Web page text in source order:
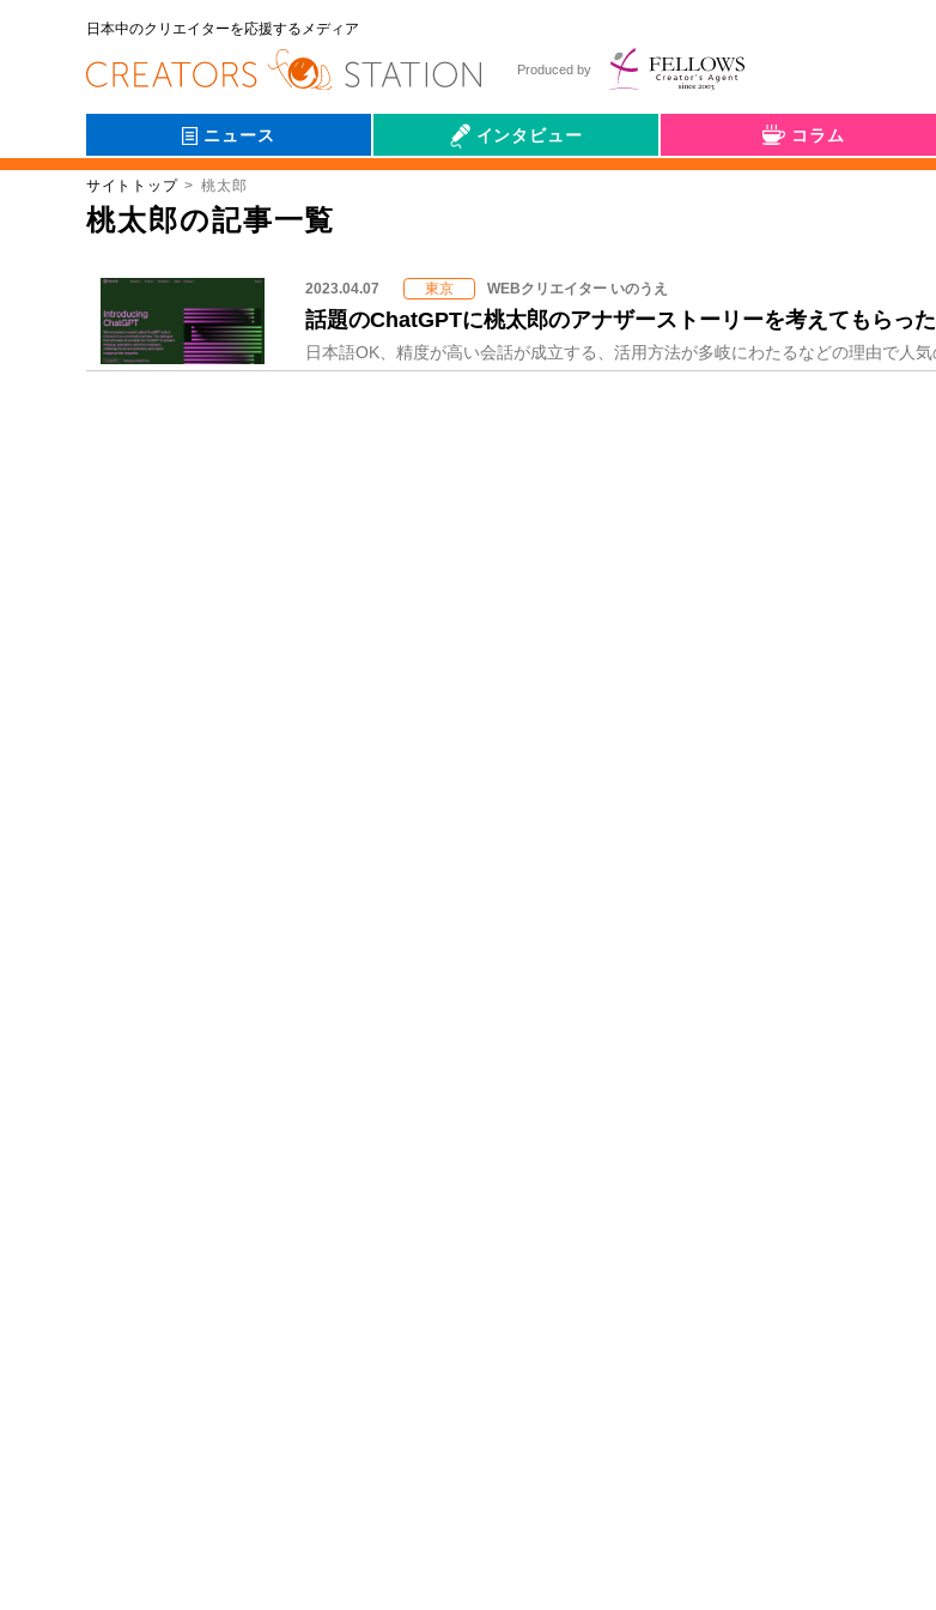
日本中のクリエイターを応援するメディア
Produced by
ニュース インタビュー コラム
サイトトップ 桃太郎
桃太郎の記事一覧
2023.04.07 東京 WEBクリエイター いのうえ
話題のChatGPTに桃太郎のアナザーストーリーを考えてもらった